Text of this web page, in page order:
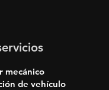
mecánico
de vehículo